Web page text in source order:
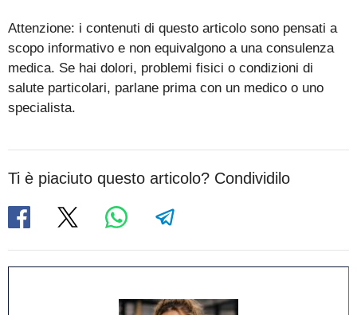
Attenzione: i contenuti di questo articolo sono pensati a
scopo informativo e non equivalgono a una consulenza
medica. Se hai dolori, problemi fisici o condizioni di
salute particolari, parlane prima con un medico o uno
specialista.
Ti è piaciuto questo articolo? Condividilo